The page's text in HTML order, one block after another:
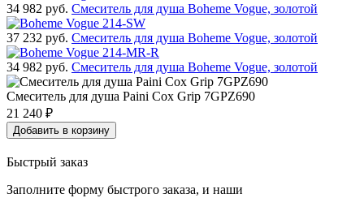
34 982 руб. Смеситель для душа Boheme Vogue, золотой
37 232 руб. Смеситель для душа Boheme Vogue, золотой
34 982 руб. Смеситель для душа Boheme Vogue, золотой
Смеситель для душа Paini Cox Grip 7GPZ690
21 240 ₽
Добавить в корзину
Быстрый заказ
Заполните форму быстрого заказа, и наши